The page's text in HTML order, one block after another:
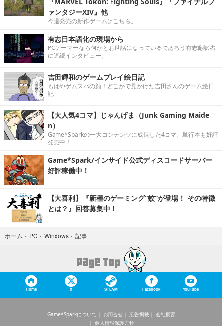
ァンタジーXIV』他
今週発売の新作ゲームはこちら。
有志日本語化の現場から
PCゲーマーなら何かとお世話になっているであろう有志翻訳者
に連続インタビュー。
吉田輝和のゲームプレイ絵日記
もはやゲムスパの顔！どこかで見かけた吉田さんのゲーム絵日
記
【大人気4コマ】じゃんげま（Junk Gaming Maide
n）
Game*Sparkの一大コンテンツに成長した4コマ。単行本も好評
発売中！
Game*Spark/インサイド公式ディスコードサーバー
好評稼働中！
【大喜利】『新種のゲーミング“蚊”が登場！ その特徴
とは？』回答募集中！
ホーム › PC › Windows › 記事
Home X STEAM Facebook YouTube
Game*Sparkについて お問合せ 広告掲載
会社概要
個人情報保護方針